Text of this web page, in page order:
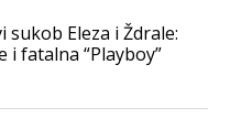
sukob Eleza i Ždrale:
i fatalna “Playboy”